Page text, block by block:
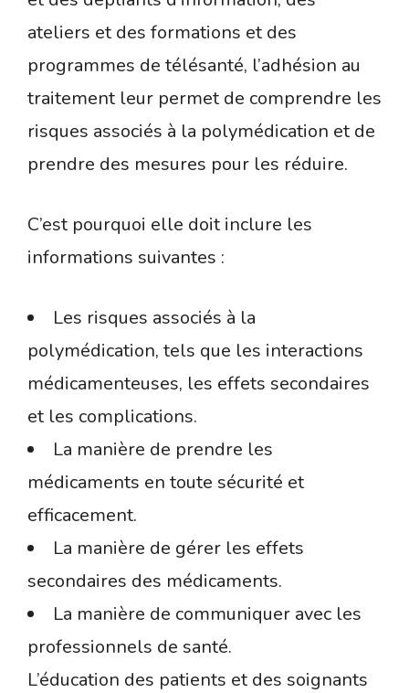
ateliers et des formations et des
programmes de télésanté, l’adhésion au
traitement leur permet de comprendre les
risques associés à la polymédication et de
prendre des mesures pour les réduire.
C’est pourquoi elle doit inclure les
informations suivantes :
Les risques associés à la
polymédication, tels que les interactions
médicamenteuses, les effets secondaires
et les complications.
La manière de prendre les
médicaments en toute sécurité et
efficacement.
La manière de gérer les effets
secondaires des médicaments.
La manière de communiquer avec les
professionnels de santé.
L’éducation des patients et des soignants